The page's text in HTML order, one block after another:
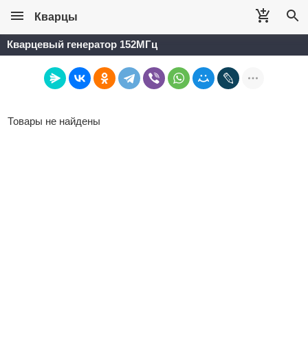
Кварцы
Кварцевый генератор 152МГц
Товары не найдены